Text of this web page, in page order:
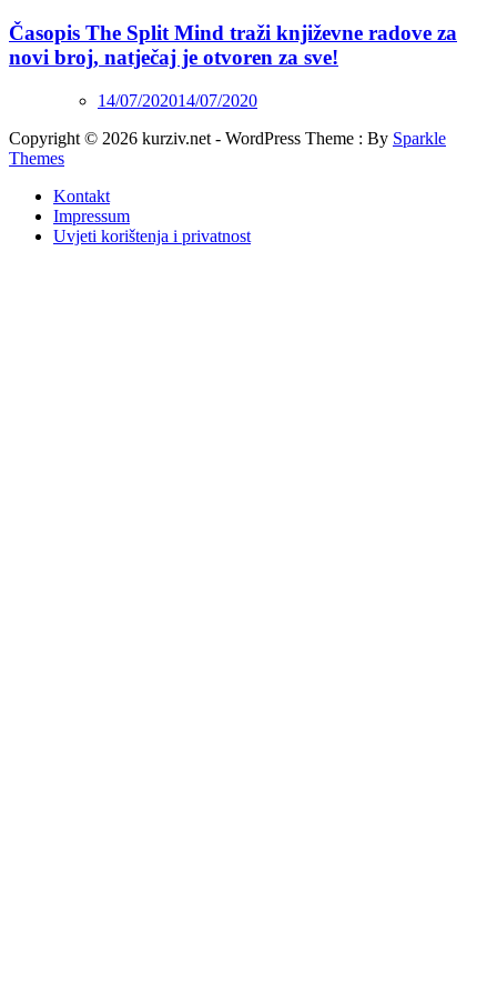
Časopis The Split Mind traži književne radove za
novi broj, natječaj je otvoren za sve!
14/07/202014/07/2020
Copyright © 2026 kurziv.net - WordPress Theme : By Sparkle
Themes
Kontakt
Impressum
Uvjeti korištenja i privatnost